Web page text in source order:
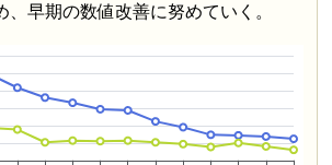
、早期の数値改善に努めていく。